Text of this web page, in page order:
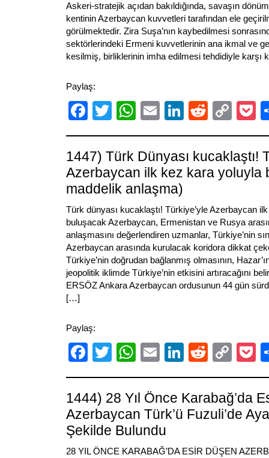
Askeri-stratejik açıdan bakıldığında, savaşın
kentinin Azerbaycan kuvvetleri tarafından ele
görülmektedir. Zira Suşa’nın kaybedilmesi
sektörlerindeki Ermeni kuvvetlerinin ana ikmal ve
kesilmiş, birliklerinin imha edilmesi tehdidiyle karşı
Paylaş:
Facebook
TwitterWhatsApp
EmailLinkedIn
Reddit
Link
1447) Türk Dünyası kucaklaştı!
Azerbaycan ilk kez kara yoluyla
maddelik anlaşma)
Türk dünyası kucaklaştı! Türkiye’yle Azerbaycan
buluşacak Azerbaycan, Ermenistan ve Rusya
anlaşmasını değerlendiren uzmanlar, Türkiye’nin
Azerbaycan arasında kurulacak koridora dikkat
Türkiye’nin doğrudan bağlanmış olmasının,
jeopolitik iklimde Türkiye’nin etkisini artıracağını
ERSÖZ Ankara Azerbaycan ordusunun 44 gün
[…]
Paylaş:
Facebook
TwitterWhatsApp
EmailLinkedIn
Reddit
Link
1444) 28 Yıl Önce Karabağ’da
Azerbaycan Türk’ü Fuzuli’de
Şekilde Bulundu
28 YIL ÖNCE KARABAĞ’DA ESİR DÜŞEN